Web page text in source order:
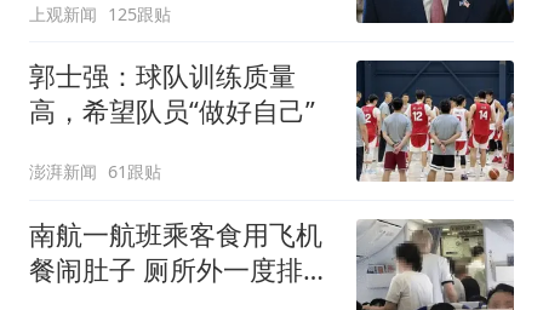
上观新闻 125跟贴
郭士强：球队训练质量
高，希望队员“做好自己”
澎湃新闻 61跟贴
南航一航班乘客食用飞机
餐闹肚子 厕所外一度排长